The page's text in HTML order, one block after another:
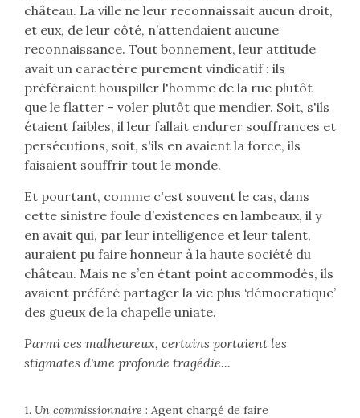
château. La ville ne leur reconnaissait aucun droit,
et eux, de leur côté, n’attendaient aucune
reconnaissance. Tout bonnement, leur attitude
avait un caractère purement vindicatif : ils
préféraient houspiller l'homme de la rue plutôt
que le flatter – voler plutôt que mendier. Soit, s'ils
étaient faibles, il leur fallait endurer souffrances et
persécutions, soit, s'ils en avaient la force, ils
faisaient souffrir tout le monde.
Et pourtant, comme c'est souvent le cas, dans
cette sinistre foule d’existences en lambeaux, il y
en avait qui, par leur intelligence et leur talent,
auraient pu faire honneur à la haute société du
château. Mais ne s’en étant point accommodés, ils
avaient préféré partager la vie plus ‘démocratique’
des gueux de la chapelle uniate.
Parmi ces malheureux, certains portaient les
stigmates d'une profonde tragédie...
1. Un commissionnaire : Agent chargé de faire